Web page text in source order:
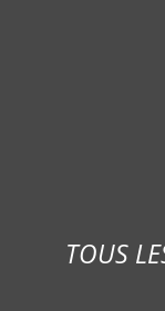
TOUS